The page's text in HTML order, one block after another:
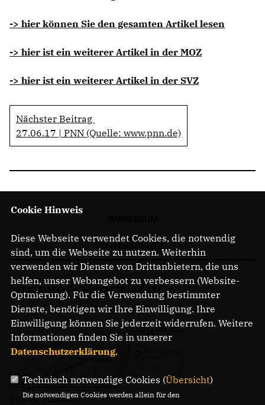
-> hier können Sie den gesamten Artikel lesen
-> hier ist ein weiterer Artikel in der MOZ
-> hier ist ein weiterer Artikel in der SVZ
Nächster Beitrag
27.06.17 | PNN (Quelle: www.pnn.de)
Steeven Bretz MdL
Gregor-Mendel-Straße 3
14469 Potsdam
Cookie Hinweis
Diese Webseite verwendet Cookies, die notwendig
sind, um die Webseite zu nutzen. Weiterhin
verwenden wir Dienste von Drittanbietern, die uns
helfen, unser Webangebot zu verbessern (Website-
Optmierung). Für die Verwendung bestimmter
Dienste, benötigen wir Ihre Einwilligung. Ihre
Einwilligung können Sie jederzeit widerrufen. Weitere
Informationen finden Sie in unserer
Datenschutzerklärung.
Technisch notwendige Cookies (Übersicht)
Die notwendigen Cookies werden allein für den